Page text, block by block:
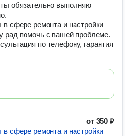
обязательно выполняю
сфере ремонта и настройки
рад помочь с вашей проблеме.
по телефону, гарантия
от 350 ₽
сфере ремонта и настройки